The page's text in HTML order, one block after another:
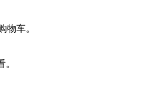
物车。